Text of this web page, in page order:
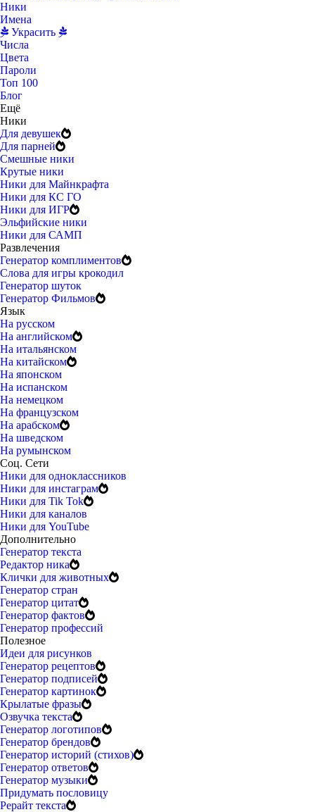
Ники
Имена
Украсить
Числа
Цвета
Пароли
Топ 100
Блог
Ещё
Ники
Для девушек
Для парней
Смешные ники
Крутые ники
Ники для Майнкрафта
Ники для КС ГО
Ники для ИГР
Эльфийские ники
Ники для САМП
Развлечения
Генератор комплиментов
Слова для игры крокодил
Генератор шуток
Генератор Фильмов
Язык
На русском
На английском
На итальянском
На китайском
На японском
На испанском
На немецком
На французском
На арабском
На шведском
На румынском
Соц. Сети
Ники для одноклассников
Ники для инстаграм
Ники для Tik Tok
Ники для каналов
Ники для YouTube
Дополнительно
Генератор текста
Редактор ника
Клички для животных
Генератор стран
Генератор цитат
Генератор фактов
Генератор профессий
Полезное
Идеи для рисунков
Генератор рецептов
Генератор подписей
Генератор картинок
Крылатые фразы
Озвучка текста
Генератор логотипов
Генератор брендов
Генератор историй (стихов)
Генератор ответов
Генератор музыки
Придумать пословицу
Рерайт текста